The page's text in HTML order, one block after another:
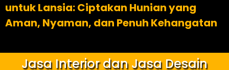
untuk Lansia: Ciptakan Hunian yang
Aman, Nyaman, dan Penuh Kehangatan
Jasa Interior dan Jasa Desain